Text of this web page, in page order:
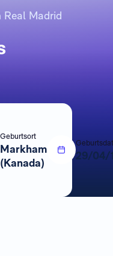
Real Madrid
Geburtsort
Markham
(Kanada)
29/04/